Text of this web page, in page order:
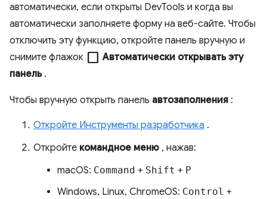
автоматически, если открыты DevTools и когда вы
автоматически заполняете форму на веб-сайте. Чтобы
отключить эту функцию, откройте панель вручную и
снимите флажок check_box_outline_blank Автоматически открывать эту
панель.
Чтобы вручную открыть панель автозаполнения :
Откройте Инструменты разработчика .
Откройте командное меню , нажав:
macOS: Command + Shift + P
Windows, Linux, ChromeOS: Control +